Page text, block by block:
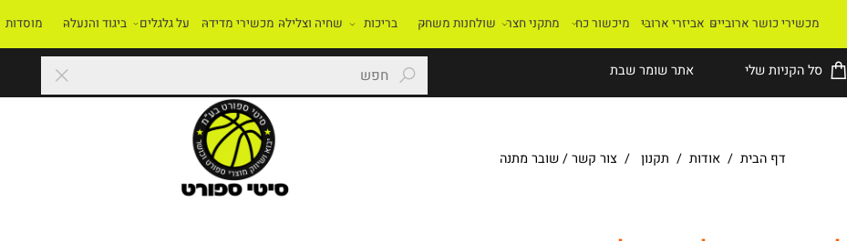
שלי אתר שומר שבת
דף הבית/אודות /תקנון /צור קשר/ שובר מתנה
כושר ארוביים אביזרי ארובי מיכשור כח מתקני חצר שולחנות משחק בריכות שחיה וצלילה מכשירי מדידה על גלגלים ביגוד והנעלה מוסדות